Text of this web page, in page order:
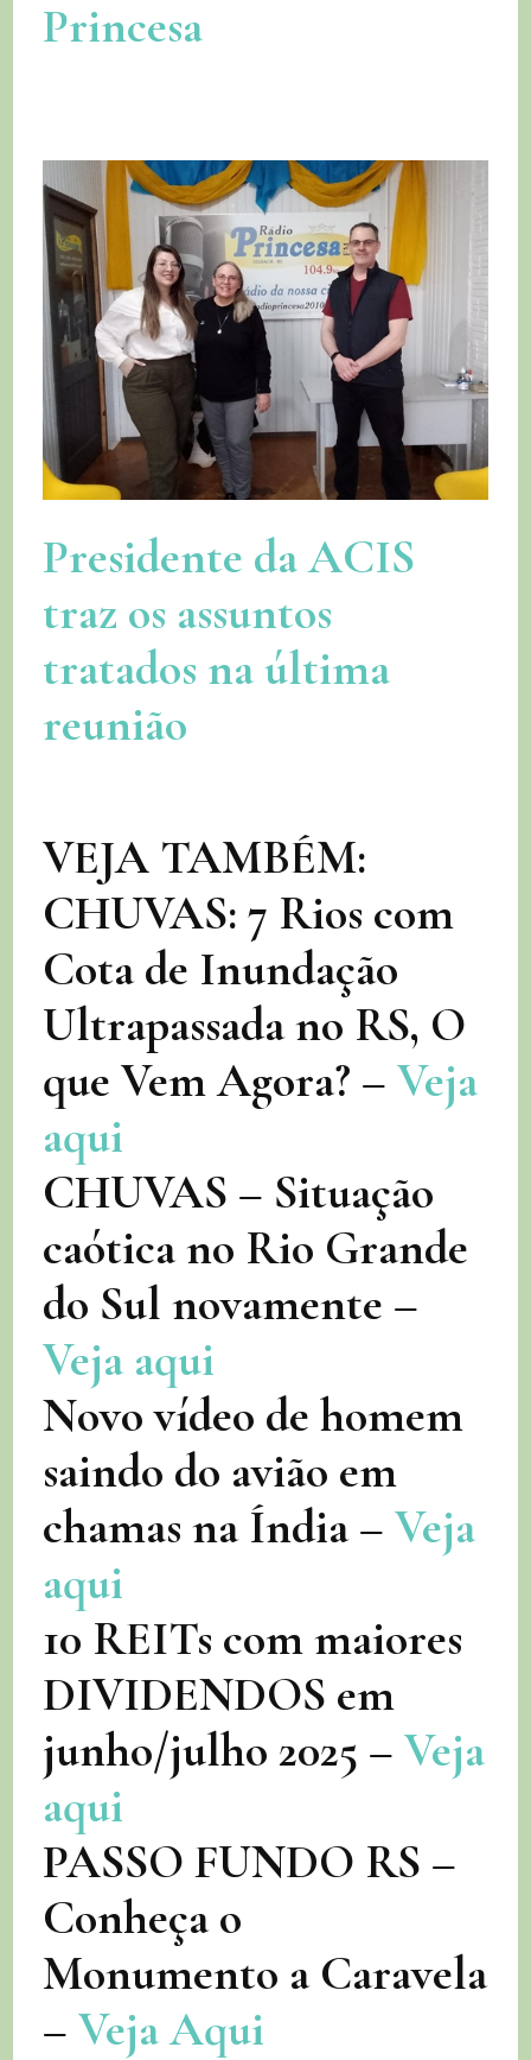
Princesa
Presidente da ACIS
traz os assuntos
tratados na última
reunião
VEJA TAMBÉM:
CHUVAS: 7 Rios com
Cota de Inundação
Ultrapassada no RS, O
que Vem Agora? –Veja
aqui
CHUVAS – Situação
caótica no Rio Grande
do Sul novamente –
Veja aqui
Novo vídeo de homem
saindo do avião em
chamas na Índia –Veja
aqui
10 REITs com maiores
DIVIDENDOS em
junho/julho 2025 –Veja
aqui
PASSO FUNDO RS –
Conheça o
Monumento a Caravela
–Veja Aqui